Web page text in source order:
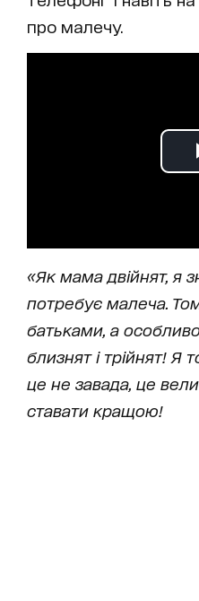
про малечу.
«Як мама двійнят, я
потребує малеча.
батьками, а
близнят і трійнят! Я
це не завада, це
ставати кращою!